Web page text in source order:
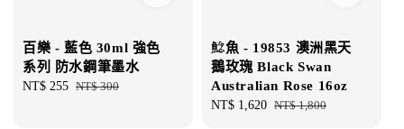
百樂 - 藍色 30ml 強色
系列 防水鋼筆墨水
Sale
NT$ 255 Regular
NT$ 300
鯰魚 - 19853 澳洲黑天
鵝玫瑰 Black Swan
Australian Rose 16oz
Sale
NT$ 1,620 Regular
NT$ 1,800